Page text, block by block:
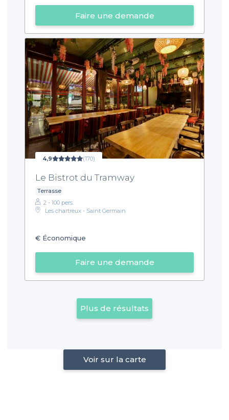
Faire une demande
4,9 (170)
Le Bistrot du Tramway
Terrasse
2 - 100 pers.
Les chartreux - Saint Germain
€ Économique
Faire une demande
Plus de résultats
Voir sur la carte